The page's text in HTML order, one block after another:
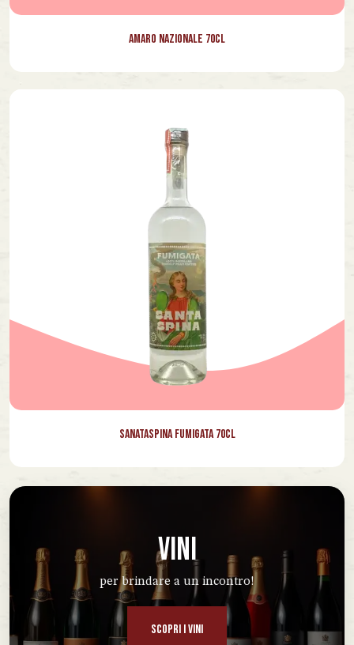
Amaro Nazionale 70cl
Sanataspina Fumigata 70cl
VINI
per brindare a un incontro!
SCOPRI I VINI